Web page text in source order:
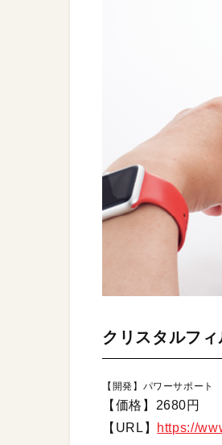
クリスタルフ
【開発】パワーサポート
【価格】2680円
【URL】
https://